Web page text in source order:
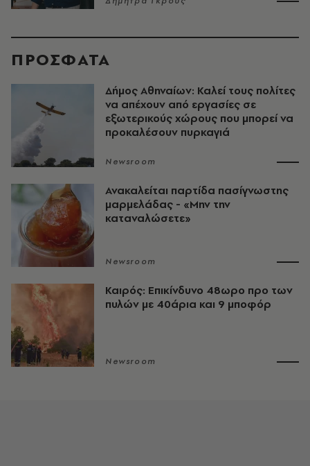
ΠΡΟΣΦΑΤΑ
Δήμος Αθηναίων: Καλεί τους πολίτες
να απέχουν από εργασίες σε
εξωτερικούς χώρους που μπορεί να
προκαλέσουν πυρκαγιά
Newsroom
Ανακαλείται παρτίδα πασίγνωστης
μαρμελάδας - «Μην την
καταναλώσετε»
Newsroom
Καιρός: Επικίνδυνο 48ωρο προ των
πυλών με 40άρια και 9 μποφόρ
Newsroom